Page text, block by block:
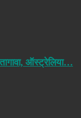
ऑस्ट्रेलिया…